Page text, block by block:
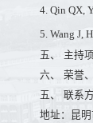
4. Qin QX,
5. Wang J,
五、 主持
六、 荣誉
五、 联系
地址：昆